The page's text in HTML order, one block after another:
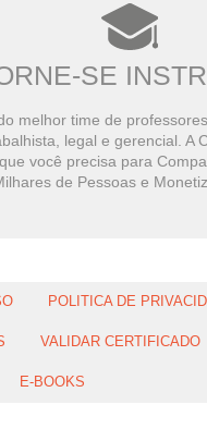
SE
melhor time de
legal e gerencial. A
você precisa para
de Pessoas e
POLITICA DE
VALIDAR CERTIFICADO
E-BOOKS